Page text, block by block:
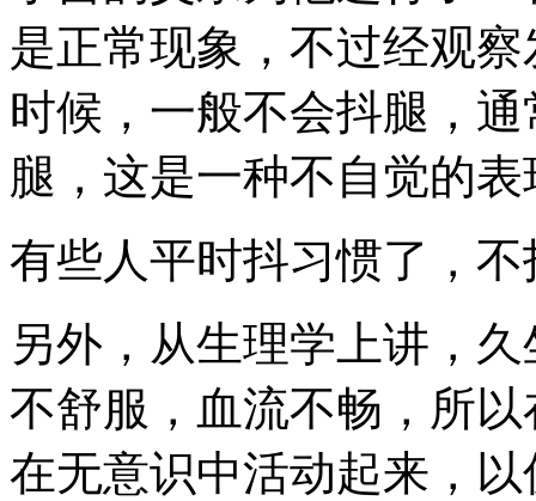
是正常现象，不过经观
时候，一般不会抖腿，
腿，这是一种不自觉的表
有些人平时抖习惯了，
另外，从生理学上讲，
不舒服，血流不畅，所
在无意识中活动起来，